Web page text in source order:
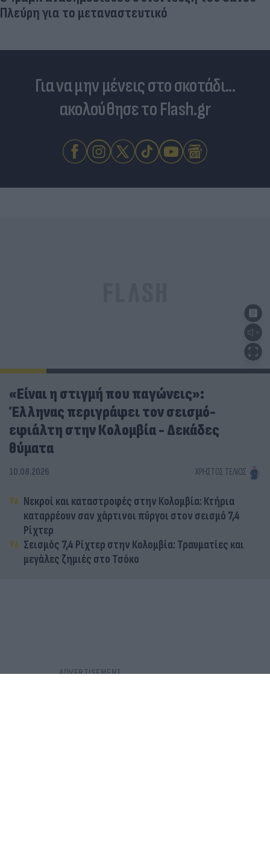
Πλεύρη για το μεταναστευτικό
Για να μην μένεις στο σκοτάδι...
ακολούθησε το Flash.gr
«Είναι η στιγμή που παγώνεις»:
Έλληνας περιγράφει τον σεισμό-
εφιάλτη στην Κολομβία - Δεκάδες
θύματα
10.08.2026 ΧΡΉΣΤΟΣ ΤΈΛΙΟΣ
Νεκροί και καταστροφές στην Κολομβία: Κτήρια
καταρρέουν σαν χάρτινοι πύργοι στον σεισμό 7,4
Ρίχτερ
Σεισμός 7,4 Ρίχτερ στην Κολομβία: Τραυματίες και
μεγάλες ζημιές στο Τσόκο